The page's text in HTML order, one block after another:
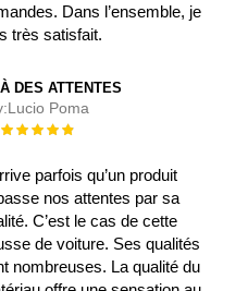
Dans l’ensemble, je
très satisfait.
DES ATTENTES
Lucio Poma
Évaluation :
parfois qu’un produit
nos attentes par sa
C’est le cas de cette
de voiture. Ses qualités
nombreuses. La qualité du